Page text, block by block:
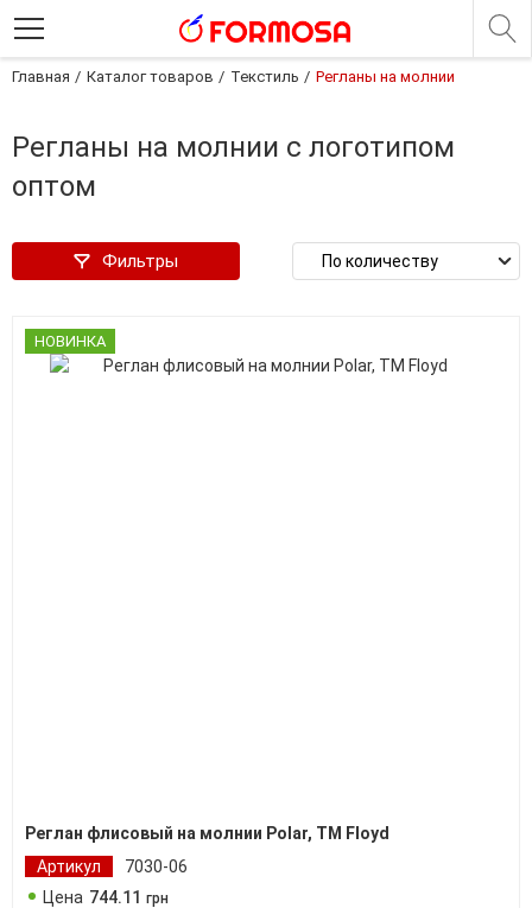
Главная Каталог товаров Текстиль Регланы на молнии
Регланы на молнии с логотипом
оптом
Фильтры
НОВИНКА
Реглан флисовый на молнии Polar, TM Floyd
Артикул
7030-06
Цена 744.11 грн